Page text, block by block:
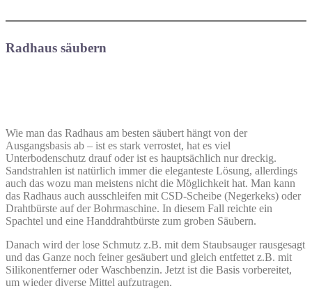
Radhaus säubern
Wie man das Radhaus am besten säubert hängt von der
Ausgangsbasis ab – ist es stark verrostet, hat es viel
Unterbodenschutz drauf oder ist es hauptsächlich nur dreckig.
Sandstrahlen ist natürlich immer die eleganteste Lösung, allerdings
auch das wozu man meistens nicht die Möglichkeit hat. Man kann
das Radhaus auch ausschleifen mit CSD-Scheibe (Negerkeks) oder
Drahtbürste auf der Bohrmaschine. In diesem Fall reichte ein
Spachtel und eine Handdrahtbürste zum groben Säubern.
Danach wird der lose Schmutz z.B. mit dem Staubsauger rausgesagt
und das Ganze noch feiner gesäubert und gleich entfettet z.B. mit
Silikonentferner oder Waschbenzin. Jetzt ist die Basis vorbereitet,
um wieder diverse Mittel aufzutragen.